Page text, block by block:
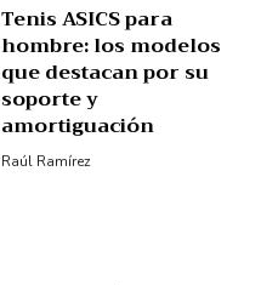
Tenis ASICS para
hombre: los modelos
que destacan por su
soporte y
amortiguación
Raúl Ramírez